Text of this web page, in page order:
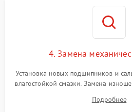
4. Замена
Установка новых подшипников и
влагостойкой смазки. Замена
или поврежденнойПодробнее